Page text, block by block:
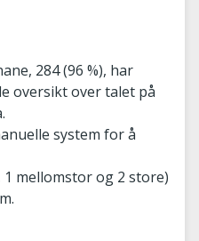
284 (96 %), har
oversikt over talet på
system for å
mellomstor og 2 store)